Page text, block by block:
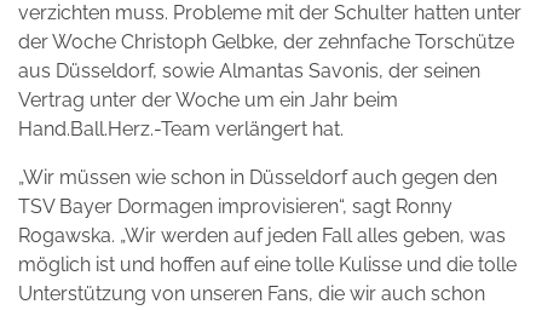
verzichten muss. Probleme mit der Schulter hatten unter
der Woche Christoph Gelbke, der zehnfache Torschütze
aus Düsseldorf, sowie Almantas Savonis, der seinen
Vertrag unter der Woche um ein Jahr beim
Hand.Ball.Herz.-Team verlängert hat.
„Wir müssen wie schon in Düsseldorf auch gegen den
TSV Bayer Dormagen improvisieren“, sagt Ronny
Rogawska. „Wir werden auf jeden Fall alles geben, was
möglich ist und hoffen auf eine tolle Kulisse und die tolle
Unterstützung von unseren Fans, die wir auch schon